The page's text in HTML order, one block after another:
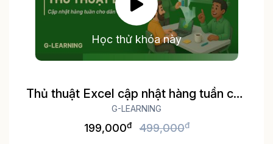
Học thử khóa này
Thủ thuật Excel cập nhật hàng tuần cho
dân văn phòng
G-LEARNING
199,000đ 499,000đ